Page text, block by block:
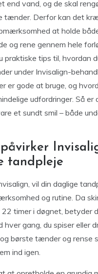
end vand, og de skal
tænder. Derfor kan det
at holde
og rene gennem hele
praktiske tips til, hvordan
under Invisalign-
er gode at bruge, og
udfordringer. Så
et sundt smil – både
tandpleje
vil din daglige
og rutine. Da
timer i døgnet, betyder
hver gang, du spiser eller
børste tænder og rense
ind igen.